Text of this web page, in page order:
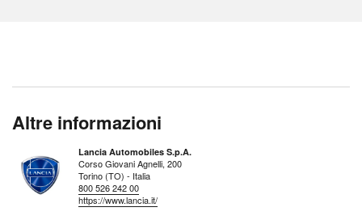
Altre informazioni
Lancia Automobiles S.p.A.
Corso Giovani Agnelli, 200
Torino (TO) - Italia
800 526 242 00
https://www.lancia.it/